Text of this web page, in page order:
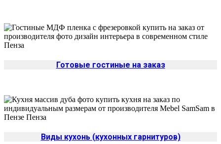
Готовые гостиные на заказ
Виды кухонь (кухонных гарнитуров)